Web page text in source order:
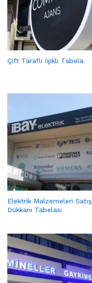
Çift Taraflı Işıklı Tabela
Elektrik Malzemeleri Satış
Dükkanı Tabelası